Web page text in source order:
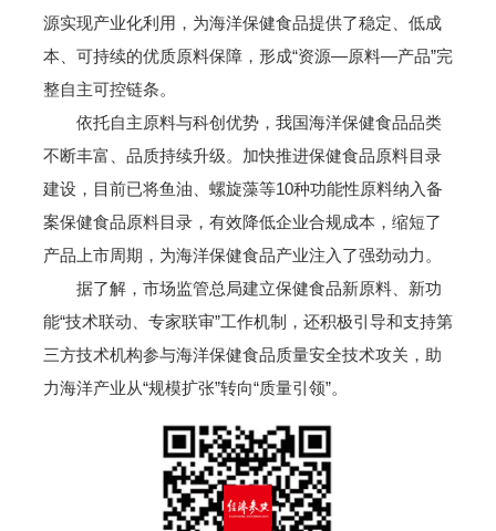
源实现产业化利用，为海洋保健食品提供了稳定、低成
本、可持续的优质原料保障，形成“资源—原料—产品”完
整自主可控链条。
依托自主原料与科创优势，我国海洋保健食品品类
不断丰富、品质持续升级。加快推进保健食品原料目录
建设，目前已将鱼油、螺旋藻等10种功能性原料纳入备
案保健食品原料目录，有效降低企业合规成本，缩短了
产品上市周期，为海洋保健食品产业注入了强劲动力。
据了解，市场监管总局建立保健食品新原料、新功
能“技术联动、专家联审”工作机制，还积极引导和支持第
三方技术机构参与海洋保健食品质量安全技术攻关，助
力海洋产业从“规模扩张”转向“质量引领”。